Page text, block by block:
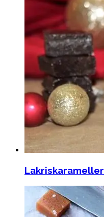
Lakriskarameller